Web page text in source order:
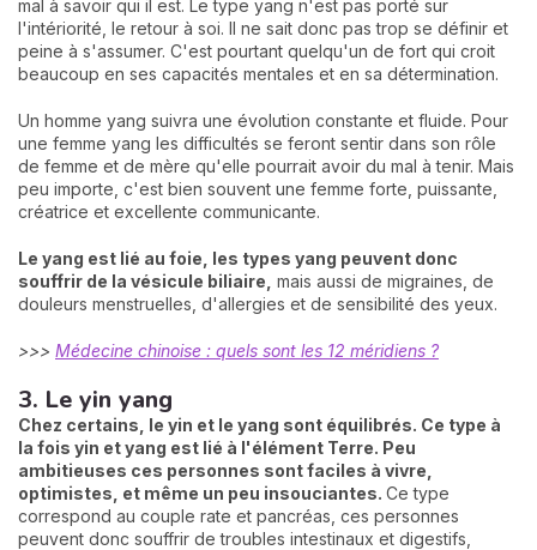
mal à savoir qui il est. Le type yang n'est pas porté sur
l'intériorité, le retour à soi. Il ne sait donc pas trop se définir et
peine à s'assumer. C'est pourtant quelqu'un de fort qui croit
beaucoup en ses capacités mentales et en sa détermination.
Un homme yang suivra une évolution constante et fluide. Pour
une femme yang les difficultés se feront sentir dans son rôle
de femme et de mère qu'elle pourrait avoir du mal à tenir. Mais
peu importe, c'est bien souvent une femme forte, puissante,
créatrice et excellente communicante.
Le yang est lié au foie, les types yang peuvent donc
souffrir de la vésicule biliaire, mais aussi de migraines, de
douleurs menstruelles, d'allergies et de sensibilité des yeux.
>>> Médecine chinoise : quels sont les 12 méridiens ?
3. Le yin yang
Chez certains, le yin et le yang sont équilibrés. Ce type à
la fois yin et yang est lié à l'élément Terre. Peu
ambitieuses ces personnes sont faciles à vivre,
optimistes, et même un peu insouciantes. Ce type
correspond au couple rate et pancréas, ces personnes
peuvent donc souffrir de troubles intestinaux et digestifs,